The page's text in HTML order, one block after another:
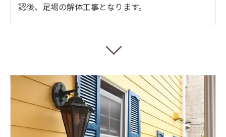
認後、足場の解体工事となります。